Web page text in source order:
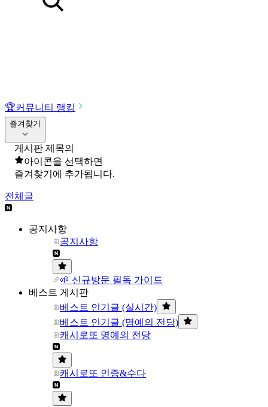
음식 · 영양제 리뷰를 찾아보세요
🏆커뮤니티 랭킹
즐겨찾기
게시판 제목의
아이콘을 선택하면
즐겨찾기에 추가됩니다.
전체글
공지사항
공지사항
🌱 신규방문 필독 가이드
베스트 게시판
베스트 인기글 (실시간)
베스트 인기글 (명예의 전당)
캐시로또 명예의 전당
캐시로또 인증&수다